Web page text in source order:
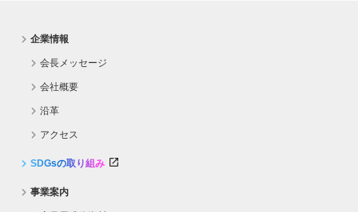
企業情報
会長メッセージ
会社概要
沿革
アクセス
SDGsの取り組み
事業案内